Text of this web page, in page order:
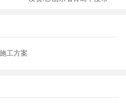
工方案